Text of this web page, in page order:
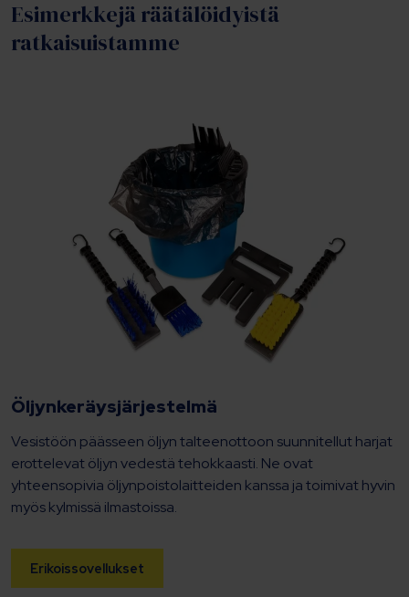
Esimerkkejä räätälöidyistä
ratkaisuistamme
Öljynkeräysjärjestelmä
Vesistöön päässeen öljyn talteenottoon suunnitellut harjat
erottelevat öljyn vedestä tehokkaasti. Ne ovat
yhteensopivia öljynpoistolaitteiden kanssa ja toimivat hyvin
myös kylmissä ilmastoissa.
Erikoissovellukset